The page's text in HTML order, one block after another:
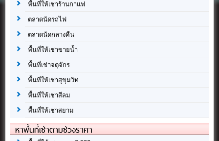
พื้นที่ให้เช่าร้านกาแฟ
ตลาดนัดรถไฟ
ตลาดนัดกลางคืน
พื้นที่ให้เช่าขายน้ำ
พื้นที่เช่าจตุจักร
พื้นที่ให้เช่าสุขุมวิท
พื้นที่ให้เช่าสีลม
พื้นที่ให้เช่าสยาม
หาพื้นที่เช่าตามช่วงราคา